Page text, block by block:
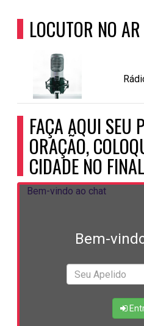
LOCUTOR NO AR
FAÇA AQUI SEU
ORAÇÃO,
CIDADE NO
Bem-
Bem-vindo ao chat